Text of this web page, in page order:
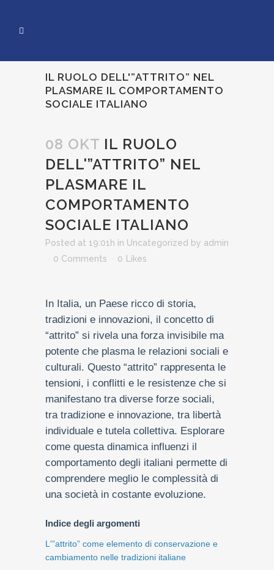
IL RUOLO DELL'”ATTRITO” NEL
PLASMARE IL COMPORTAMENTO
SOCIALE ITALIANO
08 OKT IL RUOLO
DELL'”ATTRITO” NEL
PLASMARE IL
COMPORTAMENTO
SOCIALE ITALIANO
Posted at 19:01h in Uncategorized by admin
0 Comments
0 Likes
In Italia, un Paese ricco di storia,
tradizioni e innovazioni, il concetto di
“attrito” si rivela una forza invisibile ma
potente che plasma le relazioni sociali e
culturali. Questo “attrito” rappresenta le
tensioni, i conflitti e le resistenze che si
manifestano tra diverse forze sociali,
tra tradizione e innovazione, tra libertà
individuale e tutela collettiva. Esplorare
come questa dinamica influenzi il
comportamento degli italiani permette di
comprendere meglio le complessità di
una società in costante evoluzione.
Indice degli argomenti
L'”attrito” come elemento di conservazione e
cambiamento nelle tradizioni italiane